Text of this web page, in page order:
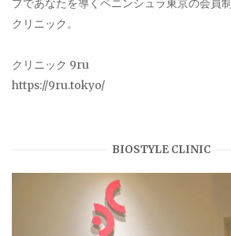
プであなたを導くペニンシュラ東京の会員
クリニック。
クリニック 9ru
https://9ru.tokyo/
BIOSTYLE CLINIC